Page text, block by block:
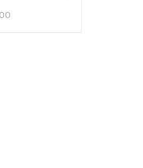
«Лужники». С